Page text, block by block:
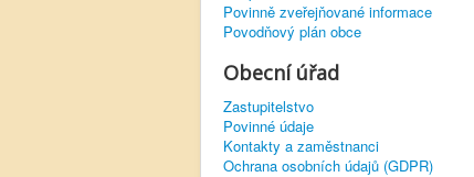
Povinně zveřejňované informace
Povodňový plán obce
Obecní úřad
Zastupitelstvo
Povinné údaje
Kontakty a zaměstnanci
Ochrana osobních údajů (GDPR)